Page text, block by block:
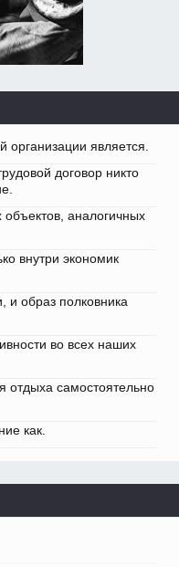
организации является.
договор никто
аналогичных
внутри экономик
и образ полковника
во всех наших
отдыха самостоятельно
как.